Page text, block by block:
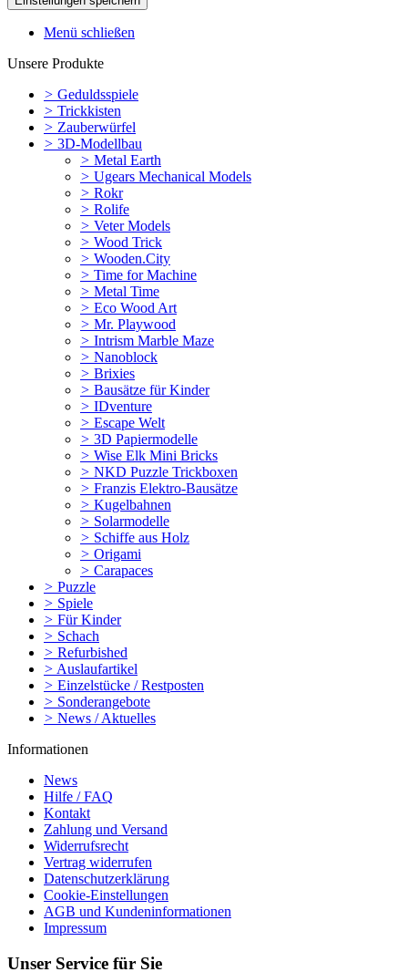
Menü schließen
Unsere Produkte
> Geduldsspiele
> Trickkisten
> Zauberwürfel
> 3D-Modellbau
> Metal Earth
> Ugears Mechanical Models
> Rokr
> Rolife
> Veter Models
> Wood Trick
> Wooden.City
> Time for Machine
> Metal Time
> Eco Wood Art
> Mr. Playwood
> Intrism Marble Maze
> Nanoblock
> Brixies
> Bausätze für Kinder
> IDventure
> Escape Welt
> 3D Papiermodelle
> Wise Elk Mini Bricks
> NKD Puzzle Trickboxen
> Franzis Elektro-Bausätze
> Kugelbahnen
> Solarmodelle
> Schiffe aus Holz
> Origami
> Carapaces
> Puzzle
> Spiele
> Für Kinder
> Schach
> Refurbished
> Auslaufartikel
> Einzelstücke / Restposten
> Sonderangebote
> News / Aktuelles
Informationen
News
Hilfe / FAQ
Kontakt
Zahlung und Versand
Widerrufsrecht
Vertrag widerrufen
Datenschutzerklärung
Cookie-Einstellungen
AGB und Kundeninformationen
Impressum
Unser Service für Sie